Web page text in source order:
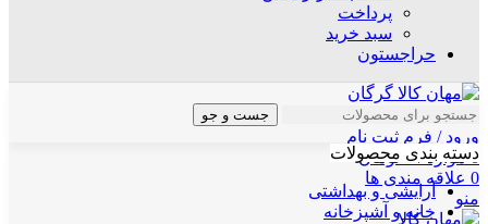
پرداخت
سبد خرید
حراجستون
جست و جو
ورود / فرم ثبت نام
0 موارد / ۰ تومان
0 علاقه مندی ها
منو
دسته بندی محصولات
آرایشی و بهداشتی
خانه و آشپزخانه